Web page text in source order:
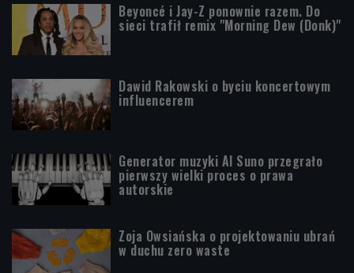
Beyoncé i Jay-Z ponownie razem. Do
sieci trafił remix "Morning Dew (Donk)"
Dawid Rakowski o byciu koncertowym
influencerem
Generator muzyki AI Suno przegrało
pierwszy wielki proces o prawa
autorskie
Zoja Owsiańska o projektowaniu ubrań
w duchu zero waste